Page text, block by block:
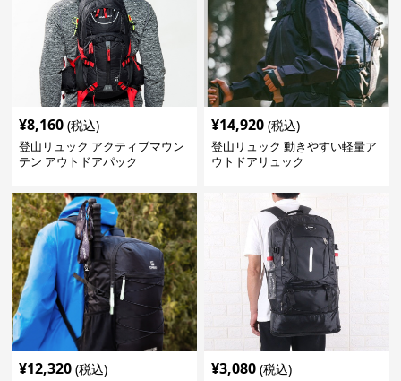
¥8,160 (税込)
登山リュック アクティブマウン
テン アウトドアパック
¥14,920 (税込)
登山リュック 動きやすい軽量ア
ウトドアリュック
¥12,320 (税込) ¥3,080 (税込)